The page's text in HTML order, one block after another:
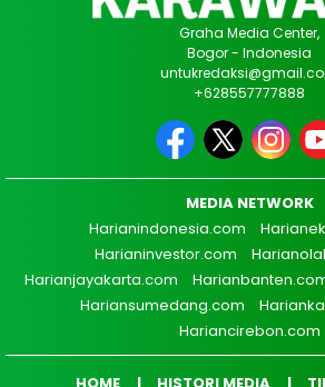
Graha Media Center,
Bogor - Indonesia
+628557777888
MEDIA NETWORK
Harianindonesia.com
Harianinvestor.com
Harianjayakarta.com
Hariansumedang.com
Hariancirebon.com